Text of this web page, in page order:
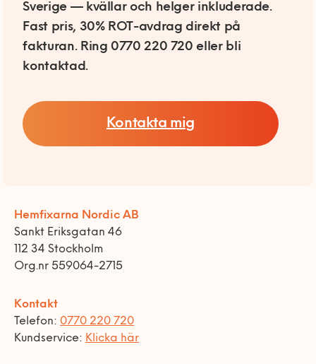
Sverige — kvällar och helger inkluderade.
Fast pris, 30% ROT-avdrag direkt på
fakturan. Ring 0770 220 720 eller bli
kontaktad.
Kontakta mig
Hemfixarna Nordic AB
Sankt Eriksgatan 46
112 34 Stockholm
Org.nr 559064-2715
Kontakt
Telefon: 0770 220 720
Kundservice: Klicka här